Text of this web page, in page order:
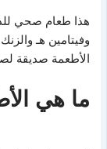
وفيتامين هـ
الأطعمة صديقة
ما هي